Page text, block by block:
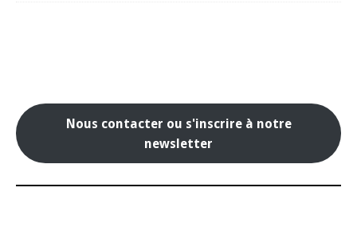
Nous contacter ou s'inscrire à notre
newsletter